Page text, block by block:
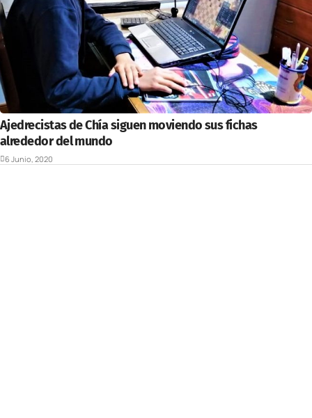
Ajedrecistas de Chía siguen moviendo sus fichas
alrededor del mundo
6 Junio, 2020